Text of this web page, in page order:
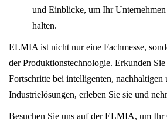
und Einblicke, um Ihr
halten.
ELMIA ist nicht nur eine Fachmesse,
der Produktionstechnologie. Erkunden Sie
Fortschritte bei intelligenten, nachhaltigen
Industrielösungen, erleben Sie sie und
Besuchen Sie uns auf der ELMIA, um Ihr